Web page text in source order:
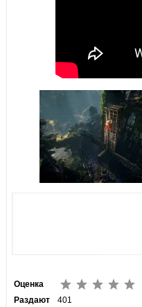
Оценка
Раздают
401